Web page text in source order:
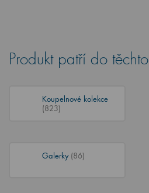
Produkt patří do
Koupelnové kolekce
(823)
Galerky (86)